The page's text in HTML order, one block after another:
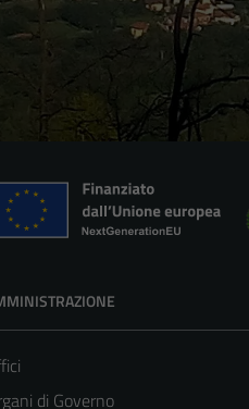
di Governo